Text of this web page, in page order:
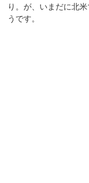
り。が、いまだに北
うです。